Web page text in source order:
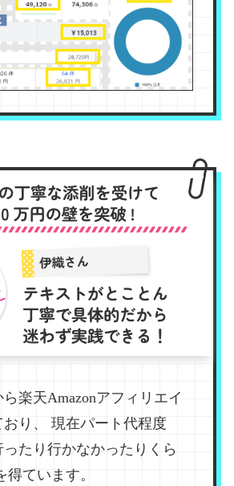
楽天Amazonアフィリエイ
り、
現在パート代程度
ったり行かなかったりくら
得ています。